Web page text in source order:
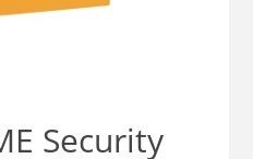
Security